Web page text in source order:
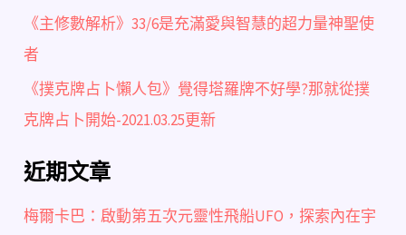
《主修數解析》33/6是充滿愛與智慧的超力量神聖使
者
《撲克牌占卜懶人包》覺得塔羅牌不好學?那就從撲
克牌占卜開始-2021.03.25更新
近期文章
梅爾卡巴：啟動第五次元靈性飛船UFO，探索內在宇